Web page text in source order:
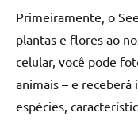
Primeiramente, o
plantas e flores ao
celular, você pode
animais – e receberá
espécies,